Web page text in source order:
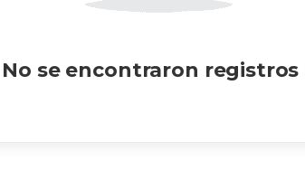
No se encontraron registros